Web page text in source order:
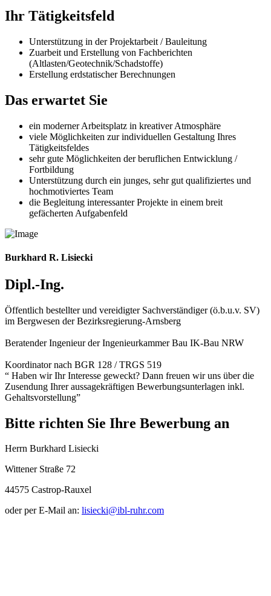
Ihr Tätigkeitsfeld
Unterstützung in der Projektarbeit / Bauleitung
Zuarbeit und Erstellung von Fachberichten
(Altlasten/Geotechnik/Schadstoffe)
Erstellung erdstatischer Berechnungen
Das erwartet Sie
ein moderner Arbeitsplatz in kreativer Atmosphäre
viele Möglichkeiten zur individuellen Gestaltung Ihres
Tätigkeitsfeldes
sehr gute Möglichkeiten der beruflichen Entwicklung /
Fortbildung
Unterstützung durch ein junges, sehr gut qualifiziertes und
hochmotiviertes Team
die Begleitung interessanter Projekte in einem breit
gefächerten Aufgabenfeld
Burkhard R. Lisiecki
Dipl.-Ing.
Öffentlich bestellter und vereidigter Sachverständiger (ö.b.u.v. SV)
im Bergwesen der Bezirksregierung-Arnsberg
Beratender Ingenieur der Ingenieurkammer Bau IK-Bau NRW
Koordinator nach BGR 128 / TRGS 519
“ Haben wir Ihr Interesse geweckt? Dann freuen wir uns über die
Zusendung Ihrer aussagekräftigen Bewerbungsunterlagen inkl.
Gehaltsvorstellung”
Bitte richten Sie Ihre Bewerbung an
Herrn Burkhard Lisiecki
Wittener Straße 72
44575 Castrop-Rauxel
oder per E-Mail an: lisiecki@ibl-ruhr.com